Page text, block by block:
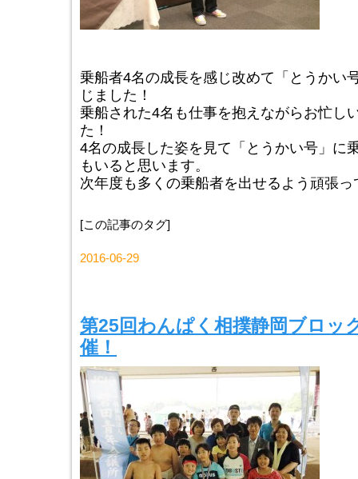
乗船者4名の成長を感じ改めて「とうかい
じました！
乗船された4名も仕事を抱えながらお忙し
た！
4名の成長した姿を見て「とうかい号」に
もいると思います。
次年度も多くの乗船者を出せるよう頑張
[この記事のタグ]
2016-06-29
第25回わんぱく相撲静岡ブロッ
催！